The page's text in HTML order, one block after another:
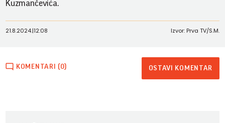
Kuzmančevića.
21.8.2024.|12:08 Izvor: Prva TV/S.M.
KOMENTARI (0) OSTAVI KOMENTAR